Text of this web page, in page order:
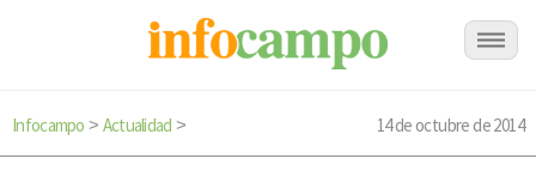
Infocampo > Actualidad > 14 de octubre de 2014